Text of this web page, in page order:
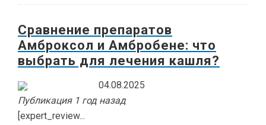
Сравнение препаратов
Амброксол и Амбробене: что
выбрать для лечения кашля?
04.08.2025
Публикация 1 год назад
[expert_review...